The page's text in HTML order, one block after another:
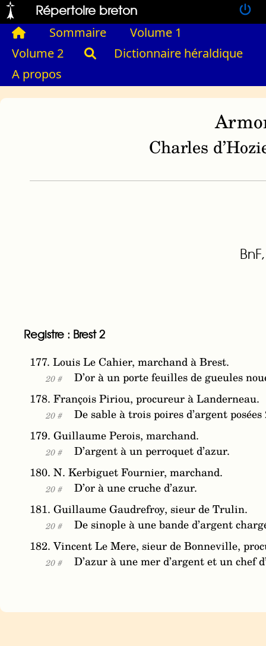
Répertoire breton
Sommaire
Volume 1
Volume 2
Dictionnaire héraldique
A propos
Charles
Registre : Brest 2
177. Louis Le Cahier, marchand à Brest.
20 #
D’or à un porte feuilles de gueules
178. François Piriou, procureur à Landerneau.
20 #
De sable à trois poires d’argent posées
179. Guillaume Perois, marchand.
20 #
D’argent à un perroquet d’azur.
180. N. Kerbiguet Fournier, marchand.
20 #
D’or à une cruche d’azur.
181. Guillaume Gaudrefroy, sieur de Trulin.
20 #
De sinople à une bande d’argent
182. Vincent Le Mere, sieur de Bonneville,
20 # D’azur à une mer d’argent et un chef